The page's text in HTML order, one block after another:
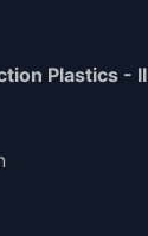
Plastics -